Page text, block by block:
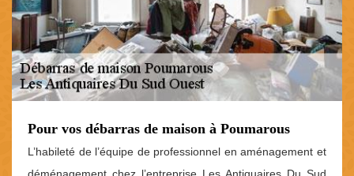
Pour vos débarras de maison à Poumarous
L’habileté de l’équipe de professionnel en aménagement et